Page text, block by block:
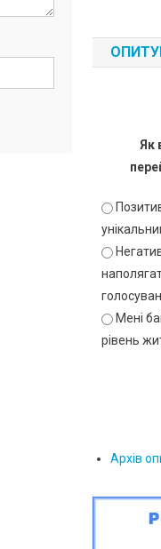
Як
Мені
рівень
Архів